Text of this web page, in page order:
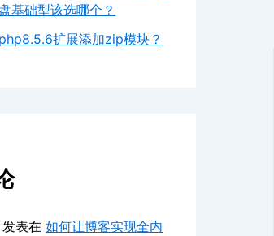
基础型该选哪个？
扩展添加zip模块？
发表在 如何让博客实现全内